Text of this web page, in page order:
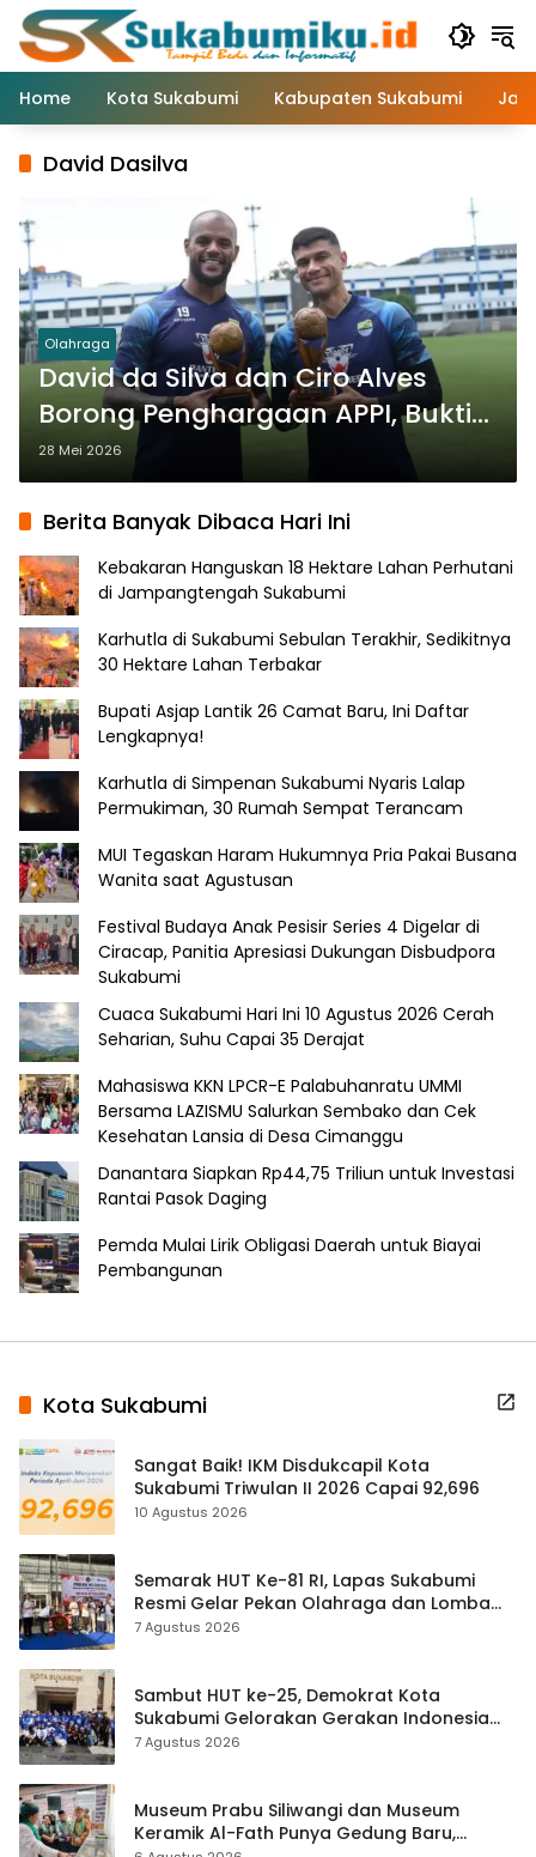
Langsung
konten
Home
Kota Sukabumi Kabupaten Sukabumi
David Dasilva
Olahraga
David da Silva dan Ciro Alves
Borong Penghargaan APPI, Bukti
Dominasi Persib
28 Mei 2026
Berita Banyak Dibaca Hari Ini
Kebakaran Hanguskan 18 Hektare Lahan Perhutani
di Jampangtengah Sukabumi
Karhutla di Sukabumi Sebulan Terakhir, Sedikitnya
30 Hektare Lahan Terbakar
Bupati Asjap Lantik 26 Camat Baru, Ini Daftar
Lengkapnya!
Karhutla di Simpenan Sukabumi Nyaris Lalap
Permukiman, 30 Rumah Sempat Terancam
MUI Tegaskan Haram Hukumnya Pria Pakai Busana
Wanita saat Agustusan
Festival Budaya Anak Pesisir Series 4 Digelar di
Ciracap, Panitia Apresiasi Dukungan Disbudpora
Sukabumi
Cuaca Sukabumi Hari Ini 10 Agustus 2026 Cerah
Seharian, Suhu Capai 35 Derajat
Mahasiswa KKN LPCR-E Palabuhanratu UMMI
Bersama LAZISMU Salurkan Sembako dan Cek
Kesehatan Lansia di Desa Cimanggu
Danantara Siapkan Rp44,75 Triliun untuk Investasi
Rantai Pasok Daging
Pemda Mulai Lirik Obligasi Daerah untuk Biayai
Pembangunan
Kota Sukabumi
Sangat Baik! IKM Disdukcapil Kota
Sukabumi Triwulan II 2026 Capai 92,696
10 Agustus 2026
Semarak HUT Ke-81 RI, Lapas Sukabumi
Resmi Gelar Pekan Olahraga dan Lomba
Tradisional
7 Agustus 2026
Sambut HUT ke-25, Demokrat Kota
Sukabumi Gelorakan Gerakan Indonesia
ASRI Lewat Aksi Bersih Masjid Agung
7 Agustus 2026
Museum Prabu Siliwangi dan Museum
Keramik Al-Fath Punya Gedung Baru,